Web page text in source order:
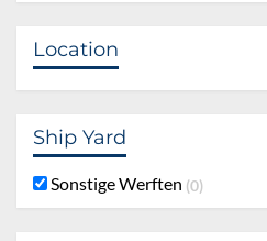
Location
Ship Yard
Sonstige Werften 0